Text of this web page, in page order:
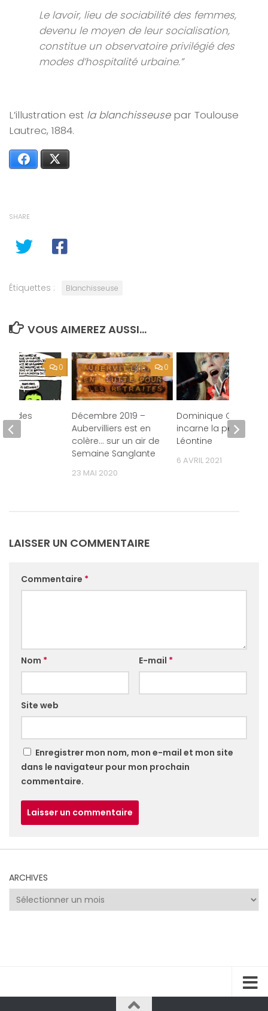
Le lavoir, lieu de sociabilité des femmes,
devenu le moyen de leur socialisation,
constitue un observatoire privilégié des
modes d’hospitalité urbaine.”
L’illustration est la blanchisseuse par Toulouse
Lautrec, 1884.
Facebook
SHARE
Étiquettes : Blanchisseuse
VOUS AIMEREZ AUSSI...
0
Décembre 2019 –
Aubervilliers est en
colère… sur un air de
Semaine Sanglante
23 MAI 2020
Dominique Grange
incarne la petite
Léontine
6 AVRIL 2021
0
des
LAISSER UN COMMENTAIRE
Commentaire *
Nom * E-mail *
Site web
Enregistrer mon nom, mon e-mail et mon site
dans le navigateur pour mon prochain
commentaire.
ARCHIVES
Archives